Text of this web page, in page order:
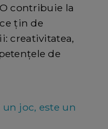
contribuie la
țin de
creativitatea,
de
joc, este un